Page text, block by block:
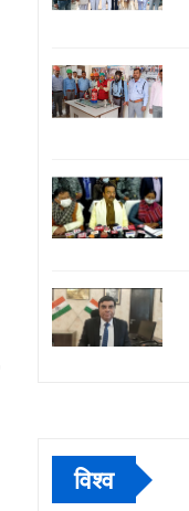
विश्व